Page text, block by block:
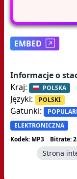
EMBED
Informacje o
Kraj:
POLSKA
Języki: POLSKI
Gatunki:
ELEKTRONICZNA
Kodek: MP3
Bitrate:
Strona